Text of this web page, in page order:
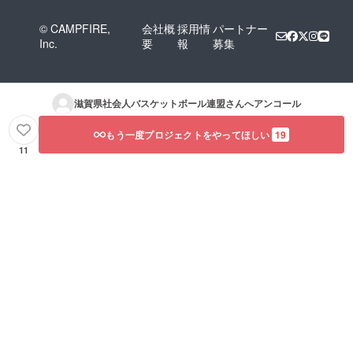
© CAMPFIRE,
Inc.
会社概
要
採用情
報
パートナー
募集
滋賀県社会人バスケットボール連盟さんへアンコール
11
もう一度プロジェクトをやってほしい 19